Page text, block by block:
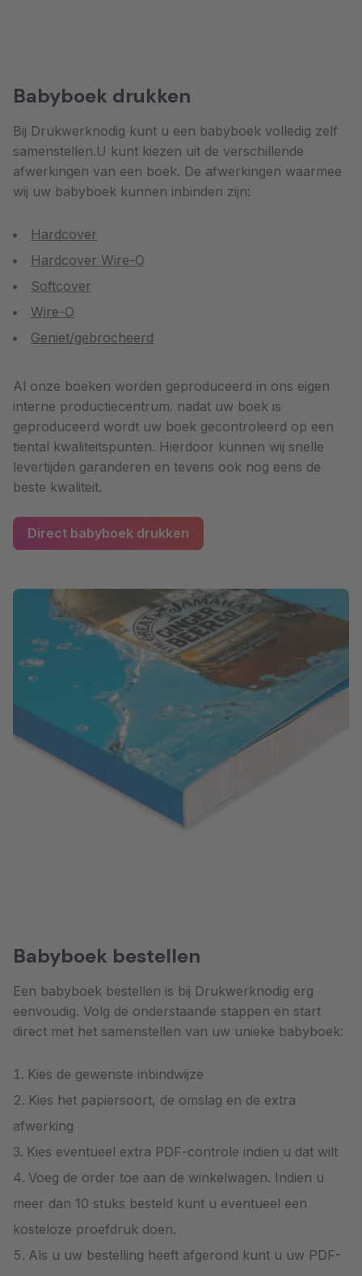
Babyboek drukken
Bij Drukwerknodig kunt u een babyboek volledig zelf
samenstellen.U kunt kiezen uit de verschillende
afwerkingen van een boek. De afwerkingen waarmee
wij uw babyboek kunnen inbinden zijn:
Hardcover
Hardcover Wire-O
Softcover
Wire-O
Geniet/gebrocheerd
Al onze boeken worden geproduceerd in ons eigen
interne productiecentrum. nadat uw boek is
geproduceerd wordt uw boek gecontroleerd op een
tiental kwaliteitspunten. Hierdoor kunnen wij snelle
levertijden garanderen en tevens ook nog eens de
beste kwaliteit.
Direct babyboek drukken
Babyboek bestellen
Een babyboek bestellen is bij Drukwerknodig erg
eenvoudig. Volg de onderstaande stappen en start
direct met het samenstellen van uw unieke babyboek:
Kies de gewenste inbindwijze
Kies het papiersoort, de omslag en de extra
afwerking
Kies eventueel extra PDF-controle indien u dat wilt
Voeg de order toe aan de winkelwagen. Indien u
meer dan 10 stuks besteld kunt u eventueel een
kosteloze proefdruk doen.
Als u uw bestelling heeft afgerond kunt u uw PDF-